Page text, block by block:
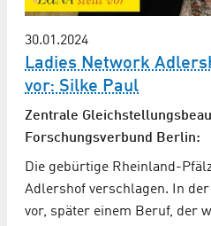
30.01.2024
Ladies Network
vor: Silke Paul
Zentrale
Forschungsverbund Berlin:
Die gebürtige Rheinland-
Adlershof verschlagen. In
vor, später einem Beruf, der